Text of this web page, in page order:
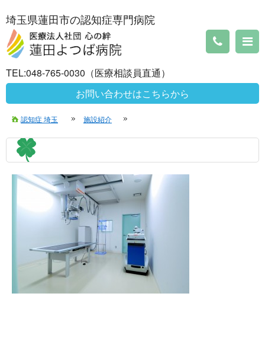
埼玉県蓮田市の認知症専門病院
TEL:048-765-0030（医療相談員直通）
お問い合わせはこちらから
認知症 埼玉 施設紹介